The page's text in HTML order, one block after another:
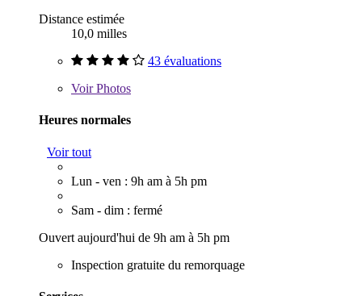
Distance estimée
10,0 milles
43 évaluations
VoirPhotos
Heures normales
Voir tout
Lun - ven : 9h am à 5h pm
Sam - dim : fermé
Ouvert aujourd'hui de 9h am à 5h pm
Inspection gratuite du remorquage